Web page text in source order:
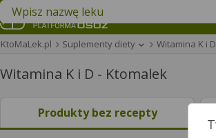
Znajdź lek w swojej okolicy
KtoMaLek.pl Suplementy diety Witamina K i D
Witamina K i D - Ktomalek
Produkty bez recepty